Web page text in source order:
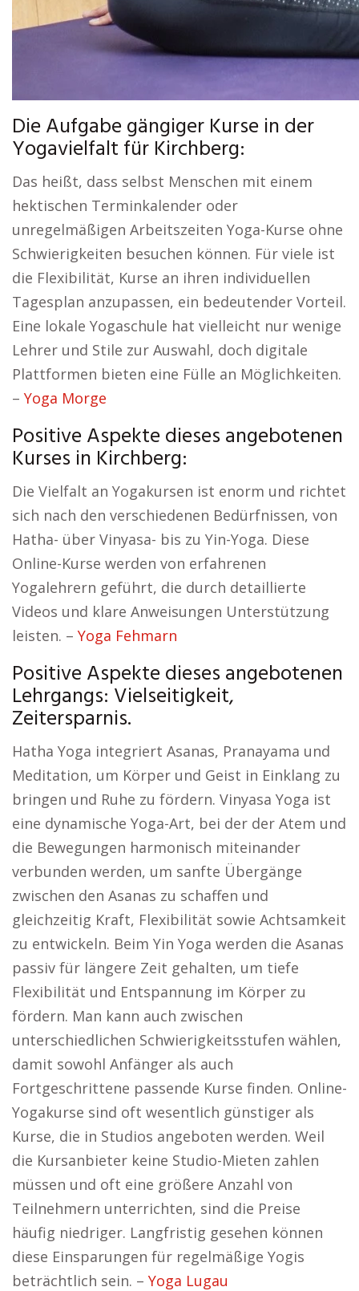
Die Aufgabe gängiger Kurse in der
Yogavielfalt für Kirchberg:
Das heißt, dass selbst Menschen mit einem
hektischen Terminkalender oder
unregelmäßigen Arbeitszeiten Yoga-Kurse ohne
Schwierigkeiten besuchen können. Für viele ist
die Flexibilität, Kurse an ihren individuellen
Tagesplan anzupassen, ein bedeutender Vorteil.
Eine lokale Yogaschule hat vielleicht nur wenige
Lehrer und Stile zur Auswahl, doch digitale
Plattformen bieten eine Fülle an Möglichkeiten.
– Yoga Morge
Positive Aspekte dieses angebotenen
Kurses in Kirchberg:
Die Vielfalt an Yogakursen ist enorm und richtet
sich nach den verschiedenen Bedürfnissen, von
Hatha- über Vinyasa- bis zu Yin-Yoga. Diese
Online-Kurse werden von erfahrenen
Yogalehrern geführt, die durch detaillierte
Videos und klare Anweisungen Unterstützung
leisten. – Yoga Fehmarn
Positive Aspekte dieses angebotenen
Lehrgangs: Vielseitigkeit,
Zeitersparnis.
Hatha Yoga integriert Asanas, Pranayama und
Meditation, um Körper und Geist in Einklang zu
bringen und Ruhe zu fördern. Vinyasa Yoga ist
eine dynamische Yoga-Art, bei der der Atem und
die Bewegungen harmonisch miteinander
verbunden werden, um sanfte Übergänge
zwischen den Asanas zu schaffen und
gleichzeitig Kraft, Flexibilität sowie Achtsamkeit
zu entwickeln. Beim Yin Yoga werden die Asanas
passiv für längere Zeit gehalten, um tiefe
Flexibilität und Entspannung im Körper zu
fördern. Man kann auch zwischen
unterschiedlichen Schwierigkeitsstufen wählen,
damit sowohl Anfänger als auch
Fortgeschrittene passende Kurse finden. Online-
Yogakurse sind oft wesentlich günstiger als
Kurse, die in Studios angeboten werden. Weil
die Kursanbieter keine Studio-Mieten zahlen
müssen und oft eine größere Anzahl von
Teilnehmern unterrichten, sind die Preise
häufig niedriger. Langfristig gesehen können
diese Einsparungen für regelmäßige Yogis
beträchtlich sein. – Yoga Lugau